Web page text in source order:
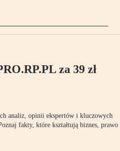
za 39 zł
analiz, opinii ekspertów i kluczowych
fakty, które kształtują biznes, prawo